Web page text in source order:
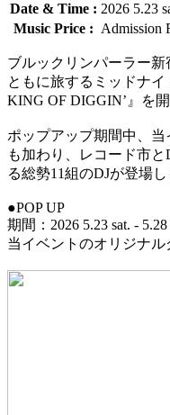
Date & Time : 2026 5.23
Music Price : Admission
ブルックリンパーラー
ともに旅するミッドナイ
KING OF DIGGIN’』を開
ポップアップ期間中、
も加わり、レコード市
る総勢11組のDJが登場し
●POP UP
期間：2026 5.23 sat. - 5.28
当イベントのオリジナル